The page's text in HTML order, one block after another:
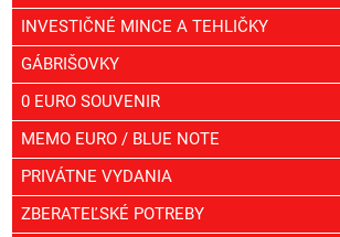
INVESTIČNÉ MINCE A TEHLIČKY
GÁBRIŠOVKY
0 EURO SOUVENIR
MEMO EURO / BLUE NOTE
PRIVÁTNE VYDANIA
ZBERATEĽSKÉ POTREBY